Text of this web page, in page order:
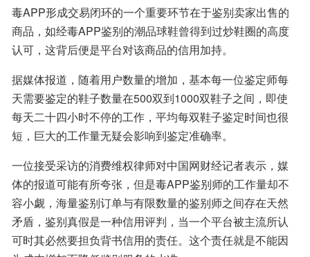
毒APP形成交易闭环的一个重要环节在于鉴别卖家出售的
商品，如经毒APP鉴别的潮品球鞋曾得到过炒鞋圈的高度
认可，这背后便是平台对该商品的信用加持。
据媒体报道，随着用户数量的增加，基本每一位鉴定师每
天需要鉴定的鞋子数量在500双到1000双鞋子之间，即使
每天二十四小时不停的工作，平均每双鞋子鉴定时间也很
短，巨大的工作量无疑会影响到鉴定准确率。
一位接受采访的消费维权律师对中国网财经记者表示，媒
体的报道可能有所夸张，但是毒APP鉴别师的工作量却不
容小觑，海量鉴别订单与有限数量的鉴别师之间存在天然
矛盾，鉴别真假是一种信用评判，当一个平台被主流所认
可时其必然要担负背书信用的责任。这个责任就是不能因